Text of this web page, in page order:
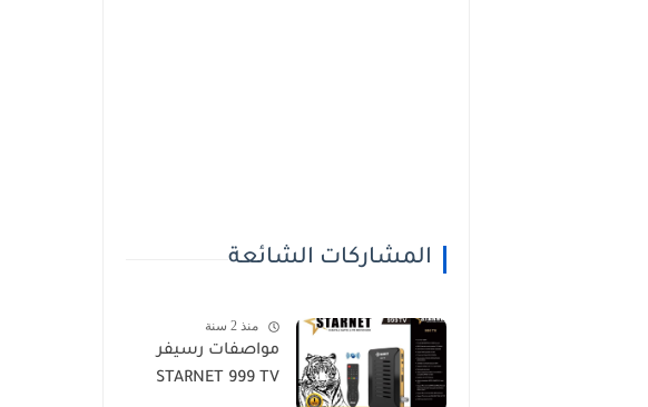
المشاركات الشائعة
منذ 2 سنة
مواصفات رسيفر
STARNET 999 TV